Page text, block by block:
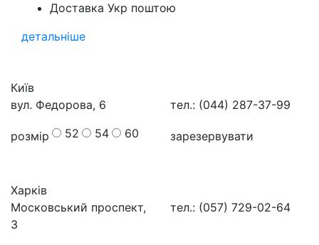
Доставка Укр поштою
детальніше
Київ
вул. Федорова, 6
тел.: (044) 287-37-99
розмір 52 54 60 зарезервувати
Харків
Московський проспект,
3
тел.: (057) 729-02-64